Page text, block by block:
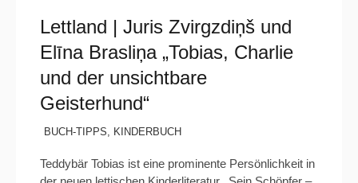
Lettland | Juris Zvirgzdiņš und
Elīna Brasliņa „Tobias, Charlie
und der unsichtbare
Geisterhund“
BUCH-TIPPS, KINDERBUCH
Teddybär Tobias ist eine prominente Persönlichkeit in